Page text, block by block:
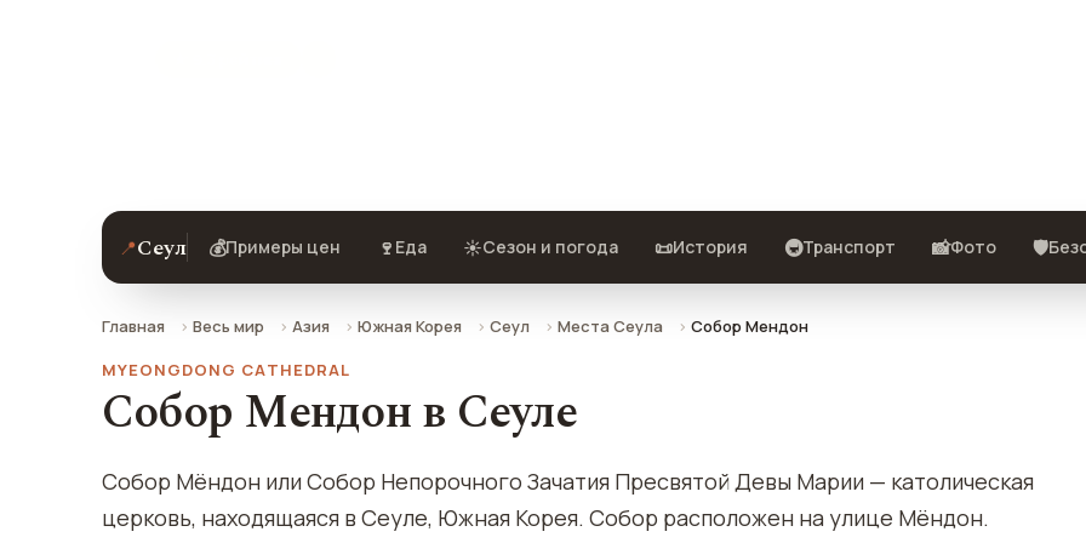
📍Сеул 💰Примеры цен 🍷 Еда ☀️Сезон и погода 📜История 🚇Транспорт 📸Фото 🛡️
Главная Весь мир Азия Южная Корея Сеул Места Сеула
Собор Мендон
MYEONGDONG CATHEDRAL
Собор Мендон в Сеуле
Собор Мёндон или Собор Непорочного Зачатия Пресвятой Девы Марии — католическая
церковь, находящаяся в Сеуле, Южная Корея. Собор расположен на улице Мёндон.